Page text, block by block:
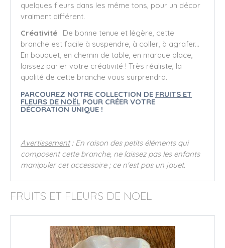
quelques fleurs dans les même tons, pour un décor
vraiment différent.
Créativité : De bonne tenue et légère, cette
branche est facile à suspendre, à coller, à agrafer...
En bouquet, en chemin de table, en marque place,
laissez parler votre créativité ! Très réaliste, la
qualité de cette branche vous surprendra.
PARCOUREZ NOTRE COLLECTION DE FRUITS ET
FLEURS DE NOËL POUR CRÉER VOTRE
DÉCORATION UNIQUE !
Avertissement: En raison des petits éléments qui
composent cette branche, ne laissez pas les enfants
manipuler cet accessoire ; ce n'est pas un jouet.
FRUITS ET FLEURS DE NOEL